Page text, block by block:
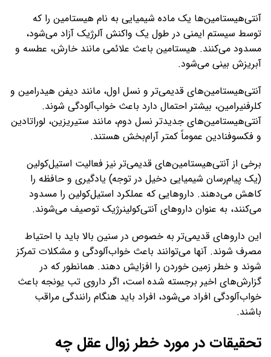
آنتی‌هیستامین‌ها یک ماده شیمیایی به نام هیستامین را که
توسط سیستم ایمنی در طول یک واکنش آلرژیک آزاد می‌شود،
مسدود می‌کنند. هیستامین باعث علائمی مانند خارش، عطسه و
آبریزش بینی می‌شود.
آنتی‌هیستامین‌های قدیمی‌تر و نسل اول، مانند دیفن هیدرامین و
کلرفنیرامین، بیشتر احتمال دارد باعث خواب‌آلودگی شوند.
آنتی‌هیستامین‌های جدیدتر نسل دوم، مانند ستیریزین، لوراتادین
و فکسوفنادین عموماً کمتر آرام‌بخش هستند.
برخی از آنتی‌هیستامین‌های قدیمی‌تر نیز فعالیت استیل‌کولین
(یک پیام‌رسان شیمیایی دخیل در توجه) یادگیری و حافظه را
کاهش می‌دهند. داروهایی که عملکرد استیل‌کولین را مسدود
می‌کنند، به عنوان داروهای آنتی‌کولینرژیک توصیف می‌شوند.
این داروهای قدیمی‌تر به خصوص در سنین بالا باید با احتیاط
مصرف شوند. آنها می‌توانند باعث خواب‌آلودگی و مشکلات تمرکز
شوند و خطر زمین خوردن را افزایش دهند. همانطور که در
گزارش‌های اخیر برجسته شده است، اگر داروی تب یونجه باعث
خواب‌آلودگی افراد می‌شود، افراد باید هنگام رانندگی مراقب
باشند.
تحقیقات در مورد خطر زوال عقل چه